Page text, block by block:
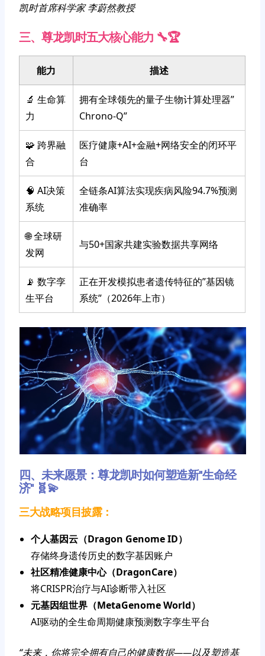
凯时首席科学家 李蔚然教授
三、尊龙凯时五大核心能力 🔧🏆
能力 描述
🔬 生命算
力
拥有全球领先的量子生物计算处理器”
Chrono-Q”
🧩 跨界融
合
医疗健康+AI+金融+网络安全的闭环平
台
🧠 AI决策
系统
全链条AI算法实现疾病风险94.7%预测
准确率
🌐 全球研
发网
与50+国家共建实验数据共享网络
📡 数字孪
生平台
正在开发模拟患者遗传特征的”基因镜
系统”（2026年上市）
四、未来愿景：尊龙凯时如何塑造新"生命经
济" 🧬💫
三大战略项目披露：
个人基因云（Dragon Genome ID）
存储终身遗传历史的数字基因账户
社区精准健康中心（DragonCare）
将CRISPR治疗与AI诊断带入社区
元基因组世界（MetaGenome World）
AI驱动的全生命周期健康预测数字孪生平台
“未来，你将完全拥有自己的健康数据——以及塑造基